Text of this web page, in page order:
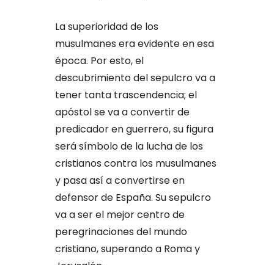
La superioridad de los
musulmanes era evidente en esa
época. Por esto, el
descubrimiento del sepulcro va a
tener tanta trascendencia; el
apóstol se va a convertir de
predicador en guerrero, su figura
será símbolo de la lucha de los
cristianos contra los musulmanes
y pasa así a convertirse en
defensor de España. Su sepulcro
va a ser el mejor centro de
peregrinaciones del mundo
cristiano, superando a Roma y